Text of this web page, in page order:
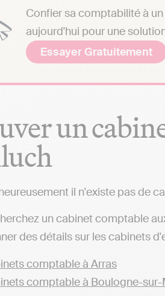
Confier sa comptabilité à
aujourd'hui pour une
Essayer Gratuitement
un
il n'existe pas de
un cabinet comptable
des détails sur les cabinets
comptable à Arras
comptable à Boulogne-sur-